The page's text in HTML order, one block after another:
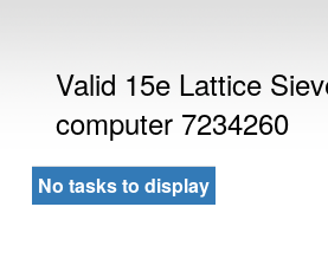
Valid 15e Lattice
computer 7234260
No tasks to display